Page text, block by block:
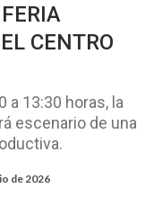
CENTRO
a 13:30 horas, la
escenario de una
de 2026